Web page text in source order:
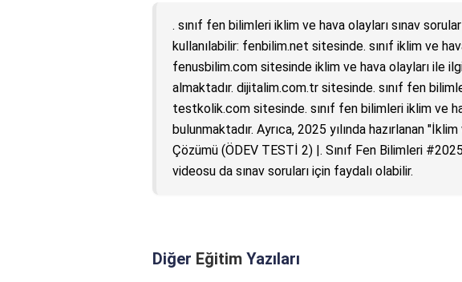
. sınıf fen bilimleri iklim ve hava olayları sınav
kullanılabilir: fenbilim.net sitesinde. sınıf iklim ve
fenusbilim.com sitesinde iklim ve hava olayları ile
almaktadır. dijitalim.com.tr sitesinde. sınıf fen
testkolik.com sitesinde. sınıf fen bilimleri iklim ve
bulunmaktadır. Ayrıca, 2025 yılında hazırlanan
Çözümü (ÖDEV TESTİ 2) |. Sınıf Fen Bilimleri
videosu da sınav soruları için faydalı olabilir.
Diğer Eğitim Yazıları